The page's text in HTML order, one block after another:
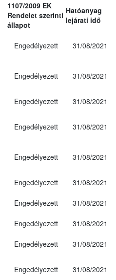
1107/2009 EK
Rendelet szerinti
állapot
Hatóanyag
lejárati idő
Engedélyezett 31/08/2021
Engedélyezett 31/08/2021
Engedélyezett
31/08/2021
Engedélyezett 31/08/2021
Engedélyezett 31/08/2021
Engedélyezett
31/08/2021
Engedélyezett
31/08/2021
Engedélyezett
31/08/2021
Engedélyezett
31/08/2021
Engedélyezett 31/08/2021